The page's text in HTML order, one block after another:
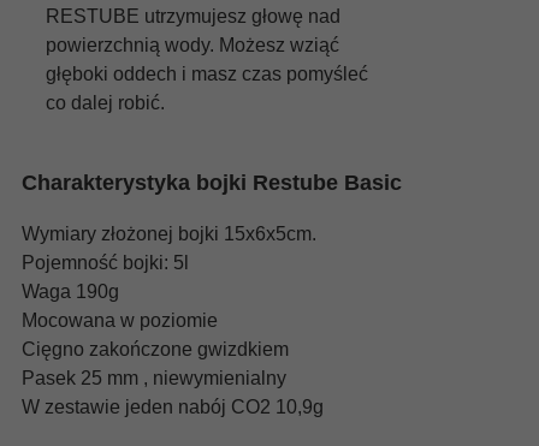
RESTUBE utrzymujesz głowę nad
powierzchnią wody. Możesz wziąć
głęboki oddech i masz czas pomyśleć
co dalej robić.
Charakterystyka bojki Restube Basic
Wymiary złożonej bojki 15x6x5cm.
Pojemność bojki: 5l
Waga 190g
Mocowana w poziomie
Cięgno zakończone gwizdkiem
Pasek 25 mm , niewymienialny
W zestawie jeden nabój CO2 10,9g